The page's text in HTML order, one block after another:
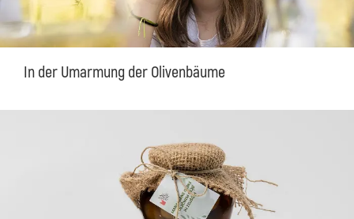
In der Umarmung der Olivenbäume